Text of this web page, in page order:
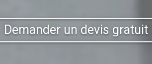
Demander un devis gratuit